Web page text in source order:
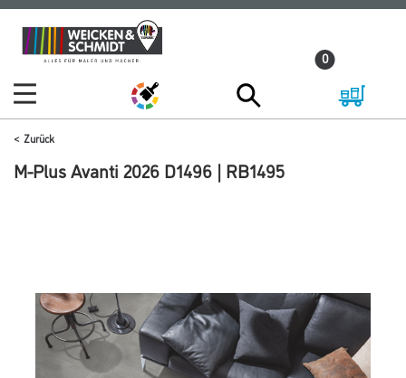
Zum
Inhalt
Zum
Navigationsmenü
0
Zurück
M-Plus Avanti 2026 D1496 | RB1495